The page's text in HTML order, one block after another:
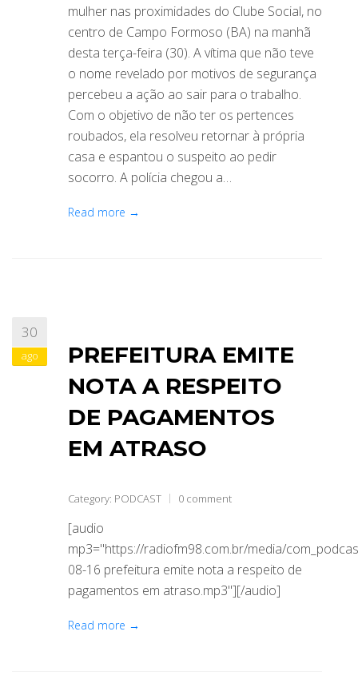
mulher nas proximidades do Clube Social, no
centro de Campo Formoso (BA) na manhã
desta terça-feira (30). A vítima que não teve
o nome revelado por motivos de segurança
percebeu a ação ao sair para o trabalho.
Com o objetivo de não ter os pertences
roubados, ela resolveu retornar à própria
casa e espantou o suspeito ao pedir
socorro. A polícia chegou a…
Read more →
30
ago
PREFEITURA EMITE
NOTA A RESPEITO
DE PAGAMENTOS
EM ATRASO
Category: PODCAST 0 comment
[audio
mp3="https://radiofm98.com.br/media/
08-16 prefeitura emite nota a respeito de
pagamentos em atraso.mp3"][/audio]
Read more →